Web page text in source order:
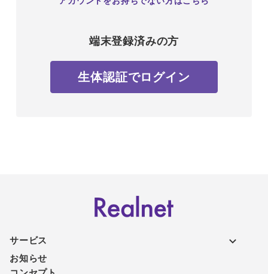
端末登録済みの方
生体認証でログイン
サービス
お知らせ